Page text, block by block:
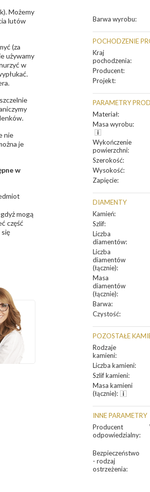
Barwa wyrobu:
POCHODZENIE
Kraj
pochodzenia:
Producent:
Projekt:
PARAMETRY
Materiał:
Masa wyrobu:
Wykończenie
powierzchni:
Szerokość:
Wysokość:
Zapięcie:
DIAMENTY
Kamień:
Szlif:
Liczba
diamentów:
Liczba
diamentów
(łącznie):
Masa
diamentów
(łącznie):
Barwa:
Czystość:
POZOSTAŁE
Rodzaje
kamieni:
Liczba kamieni:
Szlif kamieni:
Masa kamieni
(łącznie):
INNE PARAMETRY
Producent
odpowiedzialny:
Bezpieczeństwo
- rodzaj
ostrzeżenia:
Możemy
lutów
(za
używamy
w
nie
je
w
mogą
część